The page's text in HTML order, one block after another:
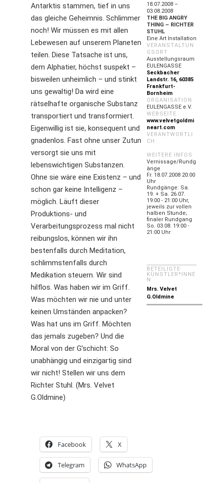
18.07.2008 –
03.08.2008
THE BIG ANGRY
THING – RICHTER
STUHL
Eine Art Installation
VERANSTALTUN
GSORT
Ausstellungsraum
EULENGASSE
Seckbacher
Landstr. 16, 60385
Frankfurt-
Bornheim
ORGANISATION
EULENGASSE e.V.
WEBSEITE
www.velvetgoldmi
neart.com
VERANTWORTLI
CH
WEITERE INFOS
Vernissage/Rundg
änge
Fr. 18.07.2008 20:00
Uhr
Rundgänge: Sa.
19. + Sa. 26.07.
19:00 - 21:00 Uhr,
jeweils zur vollen
halben Stunde;
finaler Rundgang
So. 03.08. 19:00 -
21:00 Uhr
BETEILIGTE
KÜNSTLER*INNE
N
Mrs. Velvet
G.Oldmine
Antarktis stammen, tief in uns
das gleiche Geheimnis. Schlimmer
noch! Wir müssen es mit allen
Lebewesen auf unserem Planeten
teilen. Diese Tatsache ist uns,
dem Alphatier, höchst suspekt –
bisweilen unheimlich – und stinkt
uns gewaltig! Da wird eine
rätselhafte organische Substanz
transportiert und transformiert.
Eigenwillig ist sie, konsequent und
gnadenlos. Fast ohne unser Zutun
versorgt sie uns mit
lebenswichtigen Substanzen.
Ohne sie wäre eine Existenz – und
schon gar keine Intelligenz –
möglich. Läuft dieser
Produktions- und
Verarbeitungsprozess mal nicht
reibungslos, können wir ihn
bestenfalls durch Meditation,
schlimmstenfalls durch
Medikation steuern. Wir sind
hilflos. Was haben wir im Griff.
Was möchten wir nie und unter
keinen Umständen anpacken?
Was hat uns im Griff. Möchten
das jemals zugeben? Und die
Moral von der G’schicht: So
unabhängig und einzigartig sind
wir nicht! Stellen wir uns dem
Richter Stuhl. (Mrs. Velvet
G.Oldmine)
Facebook X
Telegram WhatsApp